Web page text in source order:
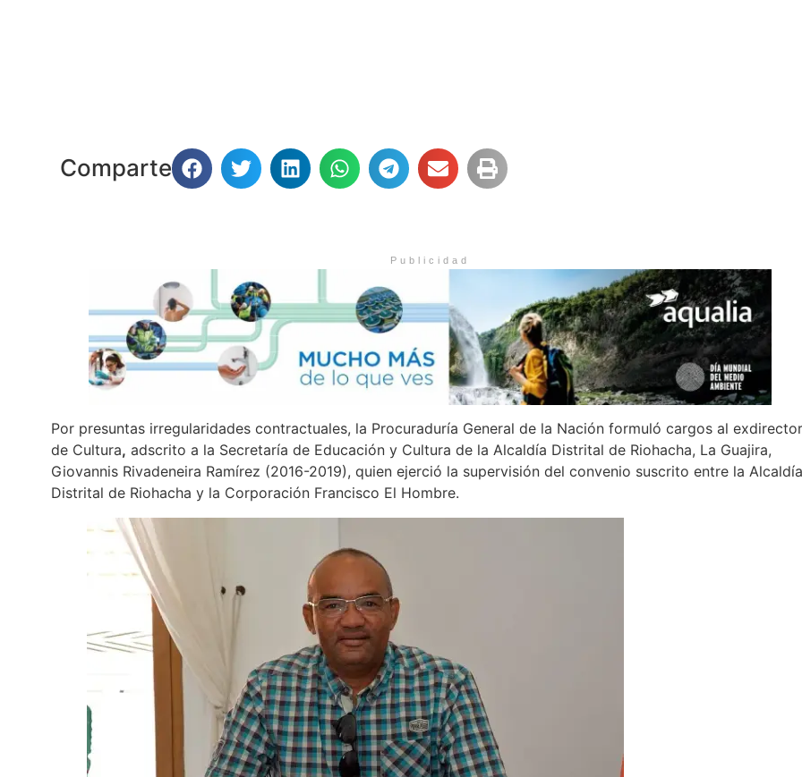
Comparte
Publicidad
Por presuntas irregularidades contractuales, la Procuraduría General de la Nación formuló cargos al exdirector
de Cultura, adscrito a la Secretaría de Educación y Cultura de la Alcaldía Distrital de Riohacha, La Guajira,
Giovannis Rivadeneira Ramírez (2016-2019), quien ejerció la supervisión del convenio suscrito entre la Alcaldía
Distrital de Riohacha y la Corporación Francisco El Hombre.